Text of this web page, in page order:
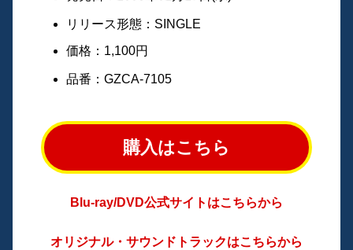
リリース形態：SINGLE
価格：1,100円
品番：GZCA-7105
購入はこちら
Blu-ray/DVD公式サイトはこちらから
オリジナル・サウンドトラックはこちらから